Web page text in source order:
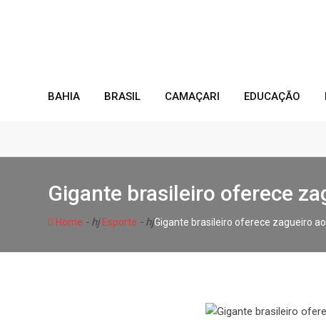
BAHIA BRASIL CAMAÇARI EDUCAÇÃO
Gigante brasileiro oferece
Home - hjEsporte - hjGigante brasileiro oferece zagueiro